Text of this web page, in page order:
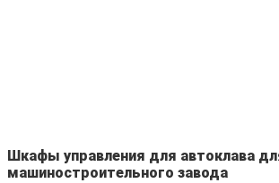
Шкафы управления для автоклава
машиностроительного завода